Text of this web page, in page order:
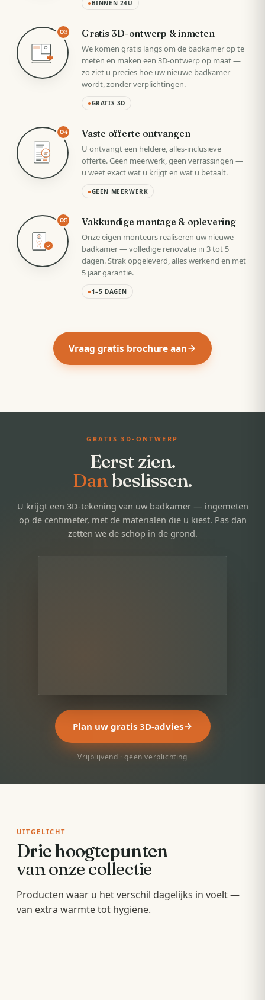
● BINNEN 24U
03 Gratis 3D-ontwerp & inmeten
We komen gratis langs om de badkamer op te
meten en maken een 3D-ontwerp op maat —
zo ziet u precies hoe uw nieuwe badkamer
wordt, zonder verplichtingen.
●GRATIS 3D
VAST
04 Vaste offerte ontvangen
U ontvangt een heldere, alles-inclusieve
offerte. Geen meerwerk, geen verrassingen —
u weet exact wat u krijgt en wat u betaalt.
●GEEN MEERWERK
05 Vakkundige montage & oplevering
Onze eigen monteurs realiseren uw nieuwe
badkamer — volledige renovatie in 3 tot 5
dagen. Strak opgeleverd, alles werkend en met
5 jaar garantie.
●1–5 DAGEN
Vraag gratis brochure aan
GRATIS 3D-ONTWERP
Eerst zien.
Danbeslissen.
U krijgt een 3D-tekening van uw badkamer — ingemeten
op de centimeter, met de materialen die u kiest. Pas dan
zetten we de schop in de grond.
Plan uw gratis 3D-advies
Vrijblijvend · geen verplichting
UITGELICHT
Drie hoogtepunten
van onze collectie
Producten waar u het verschil dagelijks in voelt —
van extra warmte tot hygiëne.
Badkamermeubels
Hang- en staande meubels met soft-close — op
Sunshowers
Spoeltoiletten